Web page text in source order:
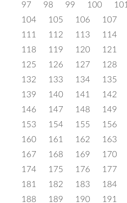
97
98 99 100 101
104
105 106 107
111
112 113 114
118
119 120 121
125
126 127 128
132
133 134 135
139
140 141 142
146
147 148 149
153
154 155 156
160
161 162 163
167
168 169 170
174
175 176 177
181
182 183 184
188
189 190 191